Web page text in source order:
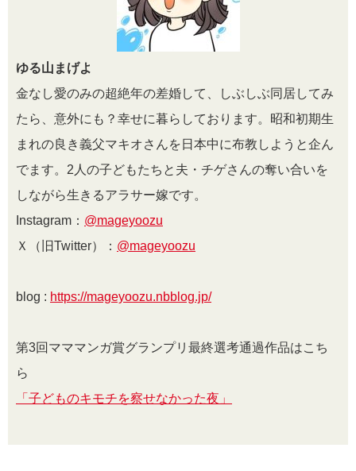
ゆる山まげよ
金なし愛のみの超絶年の差婚して、しぶしぶ同居してみ
たら、意外にも？幸せに暮らしております。昭和初期生
まれの良き義父マキオさんを日本中に布教しようと企ん
でます。 2人の子どもたちと夫・チゲさんの奪い合いを
しながら生きるアラサー嫁です。
Instagram： @mageyoozu
Ｘ（旧Twitter）： @mageyoozu
blog : https://mageyoozu.nbblog.jp/
第3回マママンガ賞グランプリ最終選考通過作品はこち
ら
「子どものキモチを察せなかった夜」